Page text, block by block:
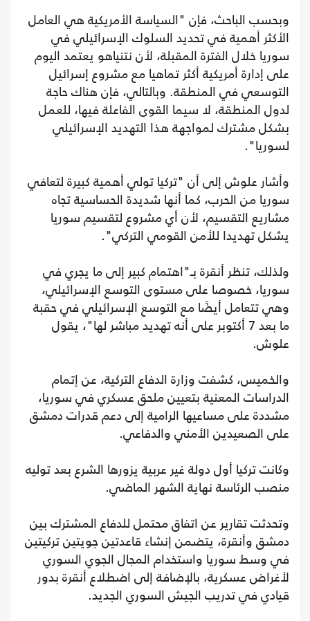
وبحسب الباحث، فإن "السياسة الأمريكية هي العامل
الأكثر أهمية في تحديد السلوك الإسرائيلي في
سوريا خلال الفترة المقبلة، لأن نتنياهو يعتمد اليوم
على إدارة أمريكية أكثر تماهيا مع مشروع إسرائيل
التوسعي في المنطقة. وبالتالي، فإن هناك حاجة
لدول المنطقة، لا سيما القوى الفاعلة فيها، للعمل
بشكل مشترك لمواجهة هذا التهديد الإسرائيلي
لسوريا".
وأشار علوش إلى أن "تركيا تولي أهمية كبيرة لتعافي
سوريا من الحرب، كما أنها شديدة الحساسية تجاه
مشاريع التقسيم، لأن أي مشروع لتقسيم سوريا
يشكل تهديدا للأمن القومي التركي".
ولذلك، تنظر أنقرة بـ"اهتمام كبير إلى ما يجري في
سوريا، خصوصا على مستوى التوسع الإسرائيلي،
وهي تتعامل أيضًا مع التوسع الإسرائيلي في حقبة
ما بعد 7 أكتوبر على أنه تهديد مباشر لها"، يقول
علوش.
والخميس، كشفت وزارة الدفاع التركية، عن إتمام
الدراسات المعنية بتعيين ملحق عسكري في سوريا،
مشددة على مساعيها الرامية إلى دعم قدرات دمشق
على الصعيدين الأمني والدفاعي.
وكانت تركيا أول دولة غير عربية يزورها الشرع بعد توليه
منصب الرئاسة نهاية الشهر الماضي.
وتحدثت تقارير عن اتفاق محتمل للدفاع المشترك بين
دمشق وأنقرة، يتضمن إنشاء قاعدتين جويتين تركيتين
في وسط سوريا واستخدام المجال الجوي السوري
لأغراض عسكرية، بالإضافة إلى اضطلاع أنقرة بدور
قيادي في تدريب الجيش السوري الجديد.